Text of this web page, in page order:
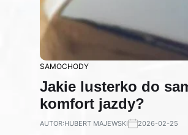
SAMOCHODY
Jakie lusterko do
komfort jazdy?
AUTOR:HUBERT MAJEWSKI 2026-02-25